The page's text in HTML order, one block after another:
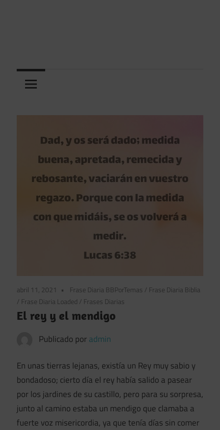
abril 11, 2021 Frase Diaria BBPorTemas / Frase Diaria Biblia
/ Frase Diaria Loaded / Frases Diarias
El rey y el mendigo
Publicado por admin
En unas tierras lejanas, existía un Rey muy sabio y
bondadoso; cierto día el rey había salido a pasear
por los jardines de su castillo, pero para su sorpresa,
junto al camino estaba un mendigo que clamaba a
fuerte voz misericordia, ya que tenía días sin comer